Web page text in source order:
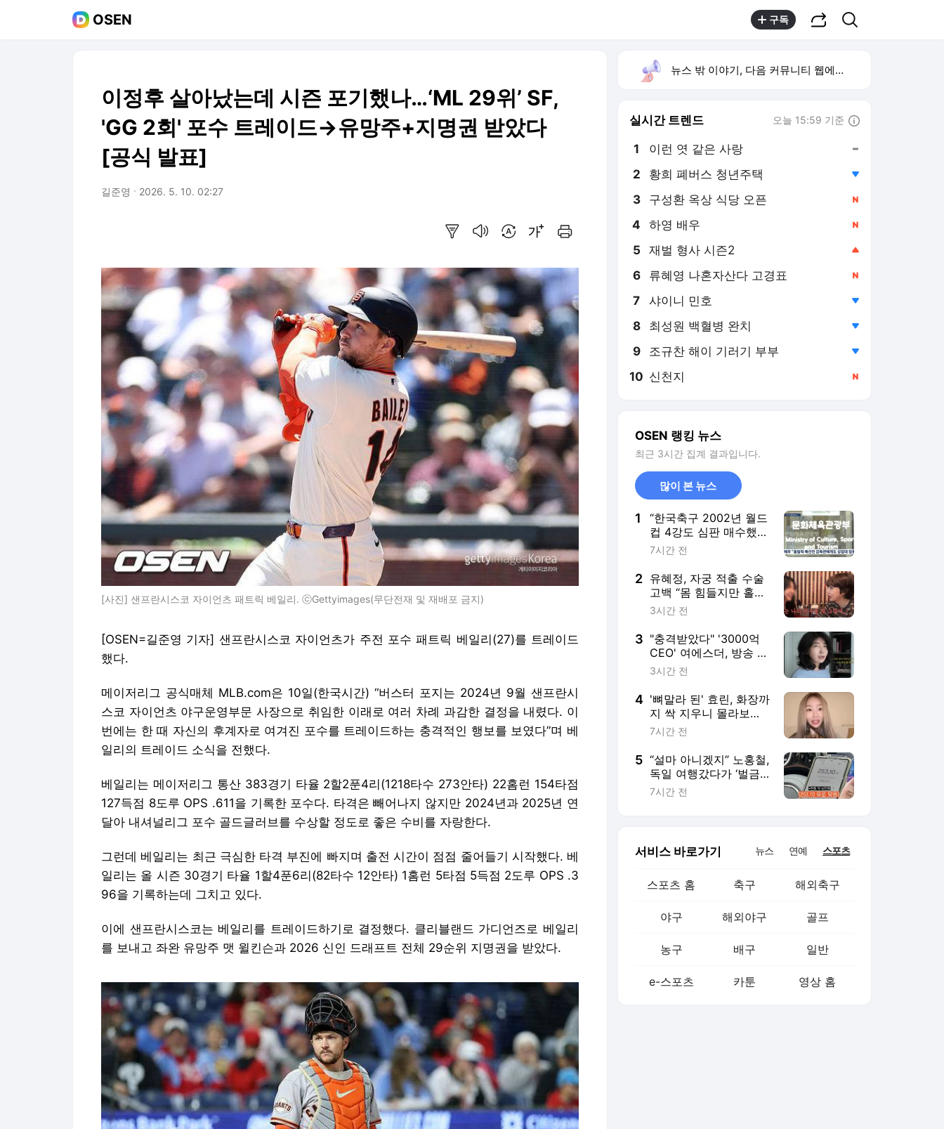
OSEN 구독
이정후 살아났는데 시즌 포기했나…‘ML 29위’ SF,
'GG 2회' 포수 트레이드→유망주+지명권 받았다
[공식 발표]
길준영 2026. 5. 10. 02:27
[사진] 샌프란시스코 자이언츠 패트릭 베일리. ⓒGettyimages(무단전재 및 재배포 금지)
[OSEN=길준영 기자] 샌프란시스코 자이언츠가 주전 포수 패트릭 베일리(27)를 트레이드
했다.
메이저리그 공식매체 MLB.com은 10일(한국시간) “버스터 포지는 2024년 9월 샌프란시
스코 자이언츠 야구운영부문 사장으로 취임한 이래로 여러 차례 과감한 결정을 내렸다. 이
번에는 한 때 자신의 후계자로 여겨진 포수를 트레이드하는 충격적인 행보를 보였다”며 베
일리의 트레이드 소식을 전했다.
베일리는 메이저리그 통산 383경기 타율 2할2푼4리(1218타수 273안타) 22홈런 154타점
127득점 8도루 OPS .611을 기록한 포수다. 타격은 빼어나지 않지만 2024년과 2025년 연
달아 내셔널리그 포수 골드글러브를 수상할 정도로 좋은 수비를 자랑한다.
그런데 베일리는 최근 극심한 타격 부진에 빠지며 출전 시간이 점점 줄어들기 시작했다. 베
일리는 올 시즌 30경기 타율 1할4푼6리(82타수 12안타) 1홈런 5타점 5득점 2도루 OPS .3
96을 기록하는데 그치고 있다.
이에 샌프란시스코는 베일리를 트레이드하기로 결정했다. 클리블랜드 가디언즈로 베일리
를 보내고 좌완 유망주 맷 윌킨슨과 2026 신인 드래프트 전체 29순위 지명권을 받았다.
뉴스 밖 이야기, 다음 커뮤니티 웹에서 보기
실시간 트렌드 오늘 15:59 기준
1 이런 엿 같은 사랑
2 황희 폐버스 청년주택
3 구성환 옥상 식당 오픈
4 하영 배우
5 재벌 형사 시즌2
6 류혜영 나혼자산다 고경표
7 샤이니 민호
8 최성원 백혈병 완치
9 조규찬 해이 기러기 부부
10 신천지
OSEN 랭킹 뉴스
최근 3시간 집계 결과입니다.
많이 본 뉴스
1
“한국축구 2002년 월드
컵 4강도 심판 매수했
나?” 성접대 스캔들에
신 비화되나
7시간 전
2 유혜정, 자궁 적출 수술
고백 “몸 힘들지만 홀가
분해”(혜정규원)
3시간 전
3 "충격받았다" '3000억
CEO' 여에스더, 방송 출
연 후 외모 지적 당해
3시간 전
4 '뼈말라 된' 효린, 화장까
지 싹 지우니 몰라보겠
네..딴 사람인 줄 [핫피
7시간 전
5 “설마 아니겠지” 노홍철,
독일 여행갔다가 ‘벌금
23만+택시비 42만원’
7시간 전
서비스 바로가기 뉴스 연예 스포츠
스포츠 홈 축구 해외축구
야구 해외야구 골프
농구 배구 일반
e-스포츠 카툰 영상 홈